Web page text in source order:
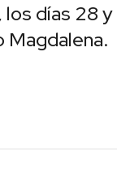
días 28
Magdalena.